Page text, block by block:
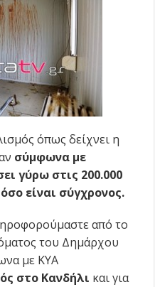
όπως δείχνει η
σύμφωνα με
γύρω στις 200.000
είναι σύγχρονος.
από το
του Δημάρχου
με ΚΥΑ
στο Κανδήλι και για